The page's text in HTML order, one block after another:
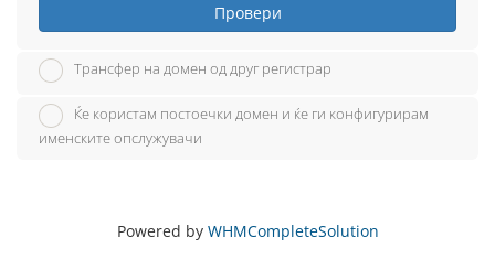
Провери
Трансфер на домен од друг регистрар
Ќе користам постоечки домен и ќе ги конфигурирам
именските опслужувачи
Powered by WHMCompleteSolution